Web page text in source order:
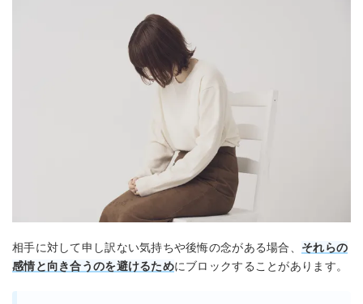
相手に対して申し訳ない気持ちや後悔の念がある場合、 それらの
感情と向き合うのを避けるためにブロックすることがあります。